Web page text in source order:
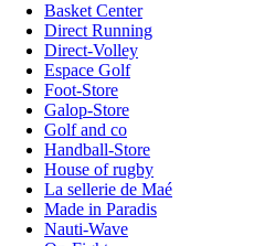
Basket Center
Direct Running
Direct-Volley
Espace Golf
Foot-Store
Galop-Store
Golf and co
Handball-Store
House of rugby
La sellerie de Maé
Made in Paradis
Nauti-Wave